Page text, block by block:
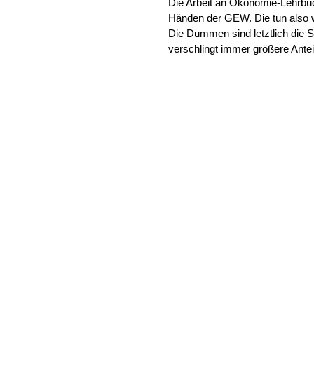
Die Arbeit an Ökonomie-
Händen der GEW. Die tun also
Die Dummen sind letztlich die
verschlingt immer größere